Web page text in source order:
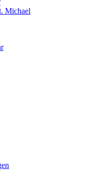
Michael